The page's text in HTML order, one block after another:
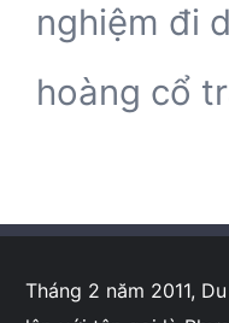
nghiệm đi
hoàng cổ
Tháng 2 năm 2011,